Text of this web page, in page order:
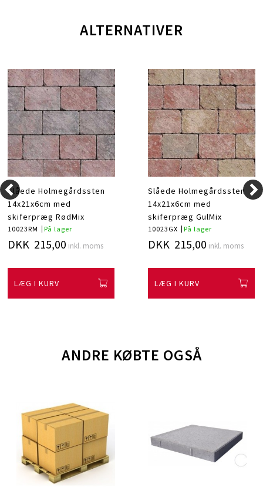
ALTERNATIVER
Slåede Holmegårdssten
14x21x6cm med
skiferpræg RødMix
10023RM På lager
DKK 215,00 inkl. moms
LÆG I KURV
Slåede Holmegårdssten
14x21x6cm med
skiferpræg GulMix
10023GX På lager
DKK 215,00 inkl. moms
LÆG I KURV
ANDRE KØBTE OGSÅ